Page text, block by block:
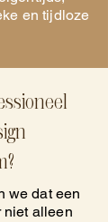
en tijdloze
we dat een
niet alleen